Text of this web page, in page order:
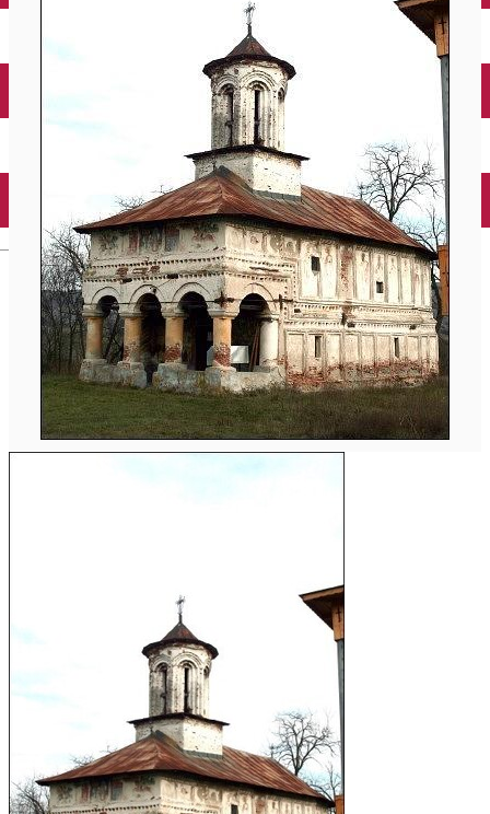
English
Încărcare vehicule electrice